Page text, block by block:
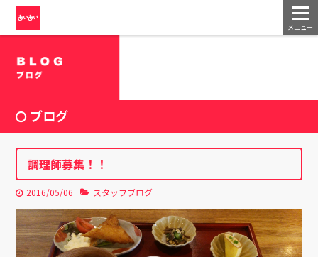
メニュー
ブログ
調理師募集！！
2016/05/06 スタッフブログ